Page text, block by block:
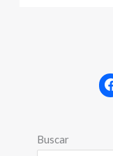
Buscar